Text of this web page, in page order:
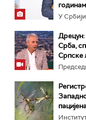
У
Дрецун:
Срба,
Српске